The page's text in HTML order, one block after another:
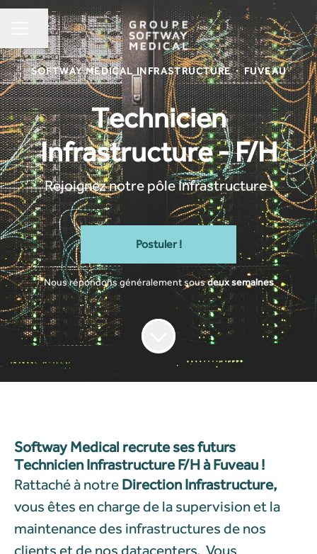
MENU CARRIÈRE
Partager la page
SOFTWAY MEDICAL INFRASTRUCTURE · FUVEAU
Technicien
Infrastructure - F/H
Rejoignez notre pôle Infrastructure !
Postuler !
Nous répondons généralement sousdeux semaines
Softway Medical recrute ses futurs
Technicien Infrastructure F/H à Fuveau !
Rattaché à notre Direction Infrastructure,
vous êtes en charge de la supervision et la
maintenance des infrastructures de nos
clients et de nos datacenters. Vous